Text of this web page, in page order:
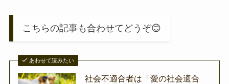
こちらの記事も合わせてどうぞ😊
あわせて読みたい
社会不適合者は「愛の社会適合